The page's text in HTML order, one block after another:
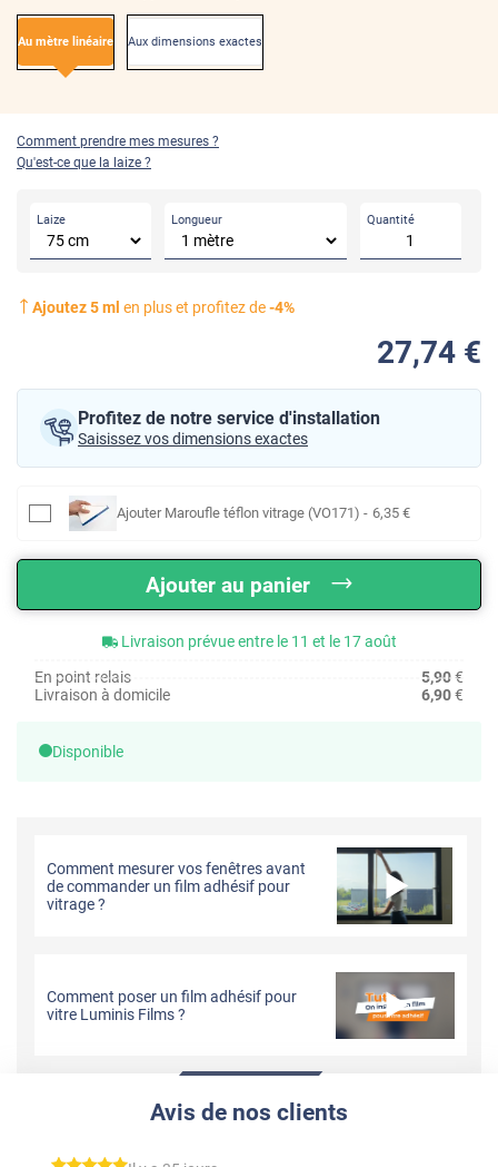
Au mètre linéaire Aux dimensions exactes
Comment prendre mes mesures ?
Qu'est-ce que la laize ?
Laize Longueur Quantité
Ajoutez5ml en plus et profitez de-4%
27,74 €
Profitez de notre service d'installation
Saisissez vos dimensions exactes
Ajouter Maroufle téflon vitrage (VO171) - 6,35 €
Ajouter au panier
Livraison prévue entre le 11 et le 17 août
En point relais
5,90€
Livraison à domicile
6,90€
Disponible
Comment mesurer vos fenêtres avant
de commander un film adhésif pour
vitrage ?
Comment poser un film adhésif pour
vitre Luminis Films ?
Avis de nos clients